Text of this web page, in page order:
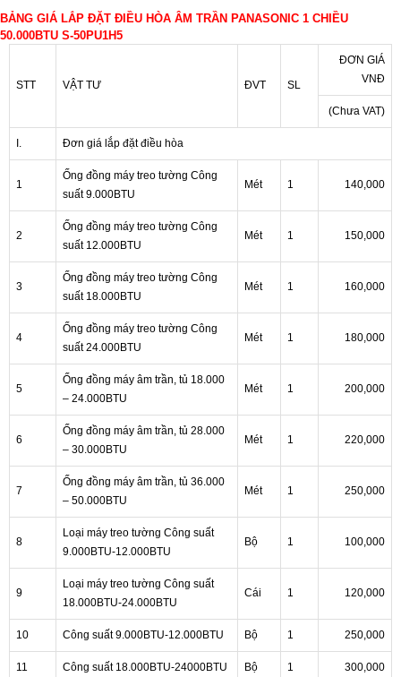
BẢNG GIÁ LẮP ĐẶT ĐIỀU HÒA ÂM TRẦN PANASONIC 1 CHIỀU
50.000BTU S-50PU1H5
STT VẬT TƯ ĐVT SL
ĐƠN GIÁ
VNĐ
(Chưa VAT)
I. Đơn giá lắp đặt điều hòa
1
Ống đồng máy treo tường Công
suất 9.000BTU
Mét 1 140,000
2
Ống đồng máy treo tường Công
suất 12.000BTU
Mét 1 150,000
3
Ống đồng máy treo tường Công
suất 18.000BTU
Mét 1 160,000
4
Ống đồng máy treo tường Công
suất 24.000BTU
Mét 1 180,000
5
Ống đồng máy âm trần, tủ 18.000
– 24.000BTU
Mét 1 200,000
6
Ống đồng máy âm trần, tủ 28.000
– 30.000BTU
Mét 1 220,000
7
Ống đồng máy âm trần, tủ 36.000
– 50.000BTU
Mét 1 250,000
8
Loại máy treo tường Công suất
9.000BTU-12.000BTU
Bộ 1 100,000
9
Loại máy treo tường Công suất
18.000BTU-24.000BTU
Cái 1 120,000
10 Công suất 9.000BTU-12.000BTU Bộ 1 250,000
11 Công suất 18.000BTU-24000BTU Bộ 1 300,000